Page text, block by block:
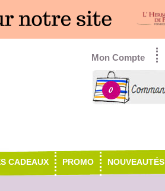
Mon Compte
0
CADEAUX PROMO NOUVEAUTÉS